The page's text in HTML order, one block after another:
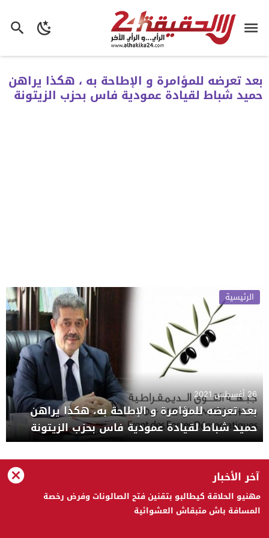
بعد تعرضه للمؤامرة و الإطاحة به ، هكذا يراهن
حميد شباط لقيادة عمودية فاس بحزب الزيتونة
الرئيسية
26 أغسطس 2021
بعد تعرضه للمؤامرة و الإطاحة به، هكذا يراهن
حميد شباط لقيادة عمودية فاس بحزب الزيتونة
الحقيقة 24 © 2023 جميع الحقوق محفوظة
تصميممجلة ووردبريس
آخر الأخبار
مهنيو الحلاقة كيطالبو بتقنين فتح الصالونات وفرض رخصة
المسافة باش متبقاش العشوائية